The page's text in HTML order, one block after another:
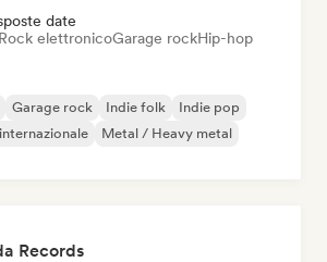
date
Rock elettronicoGarage rockHip-hop
Garage rock Indie folk
Indie pop
Metal / Heavy metal
Records